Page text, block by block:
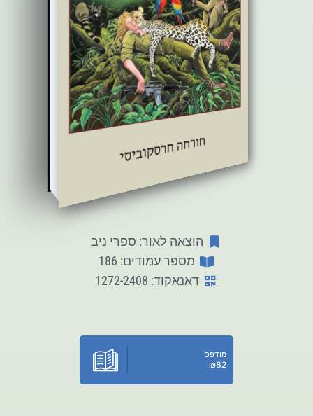
הוצאה לאור: ספרי ניב
מספר עמודים: 186
דאנאקוד: 1272-2408
מודפס
₪82